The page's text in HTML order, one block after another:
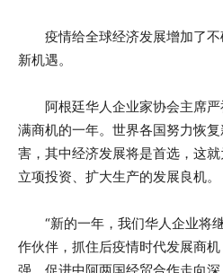
疫情给全球经济发展增加了不
新机遇。
阿根廷华人企业家协会主席严
满商机的一年。世界各国努力恢
害，其中经济发展将是首选，这
立项投资、扩大生产的发展良机。
“新的一年，我们华人企业将
作伙伴，抓住后疫情时代发展商